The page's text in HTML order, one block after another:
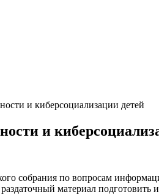
и киберсоциализации детей
и
собрания по вопросам
материал подготовить